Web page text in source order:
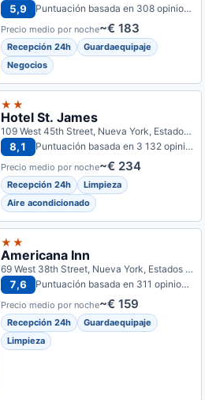
5,9 Puntuación basada en 308 opiniones
Precio medio por noche~€ 183
Recepción 24h
Guardaequipaje
Negocios
★★
Hotel St. James
109 West 45th Street, Nueva York, Estados Unidos
8,1 Puntuación basada en 3 132 opiniones
Precio medio por noche~€ 234
Recepción 24h
Limpieza
Aire acondicionado
★★
Americana Inn
69 West 38th Street, Nueva York, Estados Unidos
7,6 Puntuación basada en 311 opiniones
Precio medio por noche~€ 159
Recepción 24h
Guardaequipaje
Limpieza